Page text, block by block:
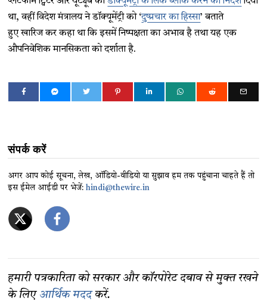
था, वहीं विदेश मंत्रालय ने डॉक्यूमेंट्री को ‘दुष्प्रचार का हिस्सा’ बताते
हुए खारिज कर कहा था कि इसमें निष्पक्षता का अभाव है तथा यह एक
औपनिवेशिक मानसिकता को दर्शाता है.
संपर्क करें
अगर आप कोई सूचना, लेख, ऑडियो-वीडियो या सुझाव हम तक पहुंचाना चाहते हैं तो
इस ईमेल आईडी पर भेजें:hindi@thewire.in
हमारी पत्रकारिता को सरकार और कॉरपोरेट दबाव से मुक्त रखने
के लिए आर्थिक मददकरें.